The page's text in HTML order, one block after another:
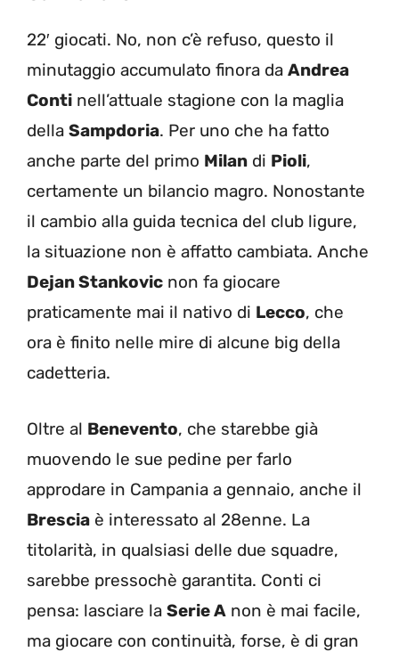
22′ giocati. No, non c’è refuso, questo il
minutaggio accumulato finora da Andrea
Conti nell’attuale stagione con la maglia
della Sampdoria. Per uno che ha fatto
anche parte del primo Milan di Pioli,
certamente un bilancio magro. Nonostante
il cambio alla guida tecnica del club ligure,
la situazione non è affatto cambiata. Anche
Dejan Stankovic non fa giocare
praticamente mai il nativo di Lecco, che
ora è finito nelle mire di alcune big della
cadetteria.
Oltre al Benevento, che starebbe già
muovendo le sue pedine per farlo
approdare in Campania a gennaio, anche il
Brescia è interessato al 28enne. La
titolarità, in qualsiasi delle due squadre,
sarebbe pressochè garantita. Conti ci
pensa: lasciare la Serie A non è mai facile,
ma giocare con continuità, forse, è di gran